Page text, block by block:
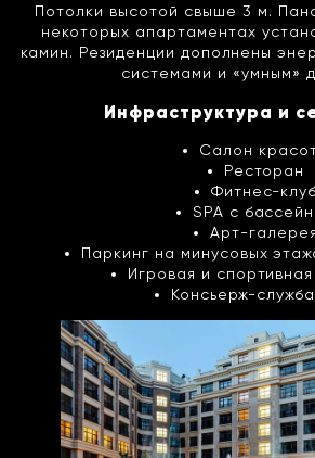
Потолки высотой свыше 3 м.
некоторых апартаментах
камин. Резиденции дополнены
системами и «умным»
Инфраструктура и
Салон
Ресторан
Фитнес-клуб
SPA с
Арт-галерея
Паркинг на минусовых
Игровая и
Консьерж-